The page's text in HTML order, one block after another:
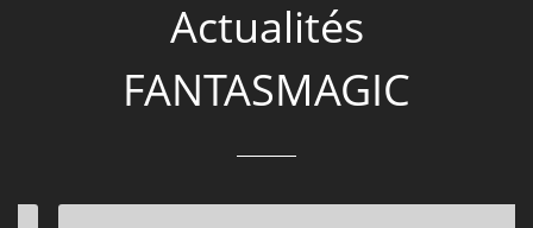
Actualités
FANTASMAGIC